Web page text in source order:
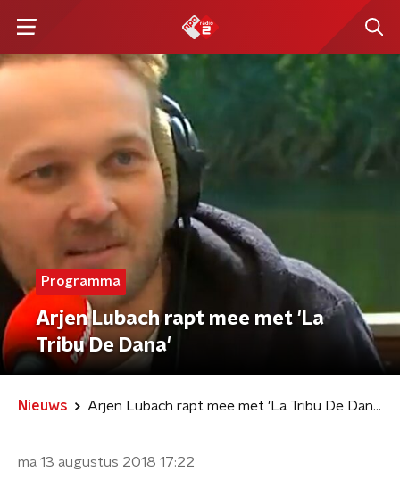
Programma
Arjen Lubach rapt mee met 'La
Tribu De Dana'
Nieuws Arjen Lubach rapt mee met 'La Tribu De Dana'
ma 13 augustus 2018 17:22